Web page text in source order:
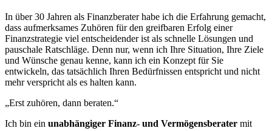
In über 30 Jahren als Finanzberater habe ich die Erfahrung gemacht,
dass aufmerksames Zuhören für den greifbaren Erfolg einer
Finanzstrategie viel entscheidender ist als schnelle Lösungen und
pauschale Ratschläge. Denn nur, wenn ich Ihre Situation, Ihre Ziele
und Wünsche genau kenne, kann ich ein Konzept für Sie
entwickeln, das tatsächlich Ihren Bedürfnissen entspricht und nicht
mehr verspricht als es halten kann.
„Erst zuhören, dann beraten.“
Ich bin ein unabhängiger Finanz- und Vermögensberater mit